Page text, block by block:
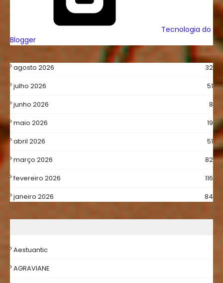
Tecnologia do
Blogger
agosto 2026
32
julho 2026
51
junho 2026
8
maio 2026
19
abril 2026
51
março 2026
82
fevereiro 2026
116
janeiro 2026
84
Aestuantic
AGRAVIANE